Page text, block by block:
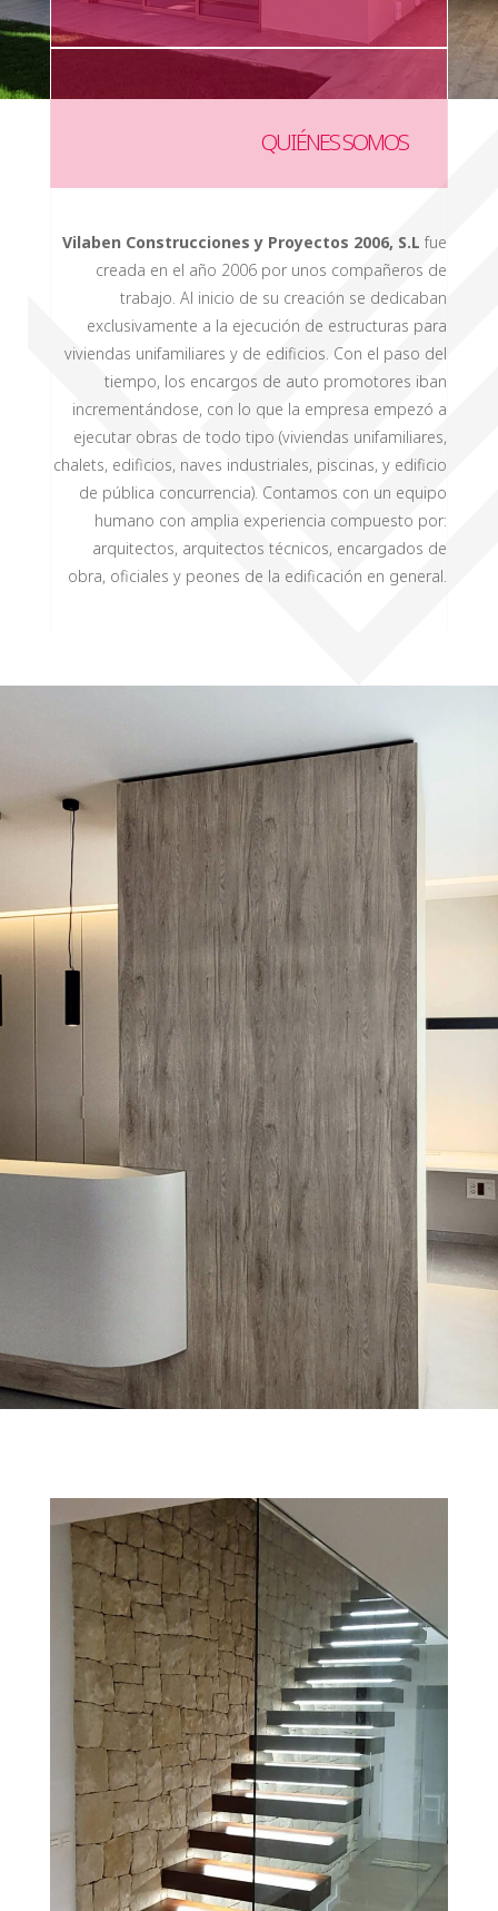
QUIÉNES SOMOS
Vilaben Construcciones y Proyectos 2006, S.L fue
creada en el año 2006 por unos compañeros de
trabajo. Al inicio de su creación se dedicaban
exclusivamente a la ejecución de estructuras para
viviendas unifamiliares y de edificios. Con el paso del
tiempo, los encargos de auto promotores iban
incrementándose, con lo que la empresa empezó a
ejecutar obras de todo tipo (viviendas unifamiliares,
chalets, edificios, naves industriales, piscinas, y edificio
de pública concurrencia). Contamos con un equipo
humano con amplia experiencia compuesto por:
arquitectos, arquitectos técnicos, encargados de
obra, oficiales y peones de la edificación en general.